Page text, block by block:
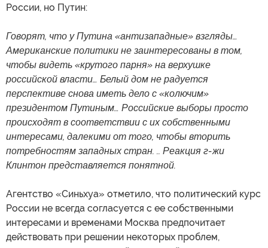
России, но Путин:
Говорят, что у Путина «антизападные» взгляды…
Американские политики не заинтересованы в том,
чтобы видеть «крутого парня» на верхушке
российской власти… Белый дом не радуется
перспективе снова иметь дело с «колючим»
президентом Путиным… Российские выборы просто
происходят в соответствии с их собственными
интересами, далекими от того, чтобы вторить
потребностям западных стран. .. Реакция г-жи
Клинтон представляется понятной.
Агентство «Синьхуа» отметило, что политический курс
России не всегда согласуется с ее собственными
интересами и временами Москва предпочитает
действовать при решении некоторых проблем,